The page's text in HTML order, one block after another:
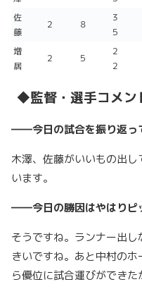
佐
藤
２ ８
３
５
増
居
２ ５
２
２
◆監督・選手コメン
――今日の試合を振り返っ
木澤、佐藤がいいもの出
います。
――今日の勝因はやはりピ
そうですね。ランナー出
きいですね。あと中村の
ら優位に試合運びができた